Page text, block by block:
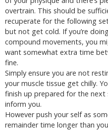
overtrain. This should be
recuperate for the following
but not get cold. If you’re
compound movements, you
want somewhat extra time
fine.
Simply ensure you are not
your muscle tissue get chilly.
finish up prepared for the
inform you.
However push your self as
remainder time longer than